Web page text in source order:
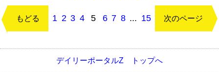
もどる 1 2 3 4 5 6 7 8 ... 15 次のページ
デイリーポータルZ トップへ